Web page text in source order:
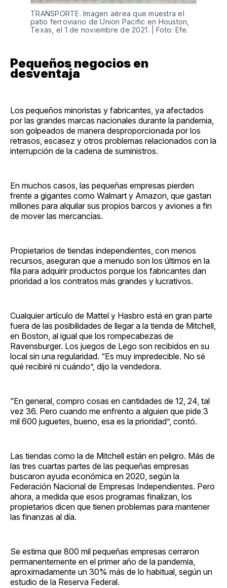
TRANSPORTE. Imagen aérea que muestra el
patio ferroviario de Union Pacific en Houston,
Texas, el 1 de noviembre de 2021. | Foto: Efe.
Pequeños negocios en
desventaja
Los pequeños minoristas y fabricantes, ya afectados
por las grandes marcas nacionales durante la pandemia,
son golpeados de manera desproporcionada por los
retrasos, escasez y otros problemas relacionados con la
interrupción de la cadena de suministros.
En muchos casos, las pequeñas empresas pierden
frente a gigantes como Walmart y Amazon, que gastan
millones para alquilar sus propios barcos y aviones a fin
de mover las mercancías.
Propietarios de tiendas independientes, con menos
recursos, aseguran que a menudo son los últimos en la
fila para adquirir productos porque los fabricantes dan
prioridad a los contratos más grandes y lucrativos.
Cualquier artículo de Mattel y Hasbro está en gran parte
fuera de las posibilidades de llegar a la tienda de Mitchell,
en Boston, al igual que los rompecabezas de
Ravensburger. Los juegos de Lego son recibidos en su
local sin una regularidad. “Es muy impredecible. No sé
qué recibiré ni cuándo”, dijo la vendedora.
“En general, compro cosas en cantidades de 12, 24, tal
vez 36. Pero cuando me enfrento a alguien que pide 3
mil 600 juguetes, bueno, esa es la prioridad”, contó.
Las tiendas como la de Mitchell están en peligro. Más de
las tres cuartas partes de las pequeñas empresas
buscaron ayuda económica en 2020, según la
Federación Nacional de Empresas Independientes. Pero
ahora, a medida que esos programas finalizan, los
propietarios dicen que tienen problemas para mantener
las finanzas al día.
Se estima que 800 mil pequeñas empresas cerraron
permanentemente en el primer año de la pandemia,
aproximadamente un 30% más de lo habitual, según un
estudio de la Reserva Federal.